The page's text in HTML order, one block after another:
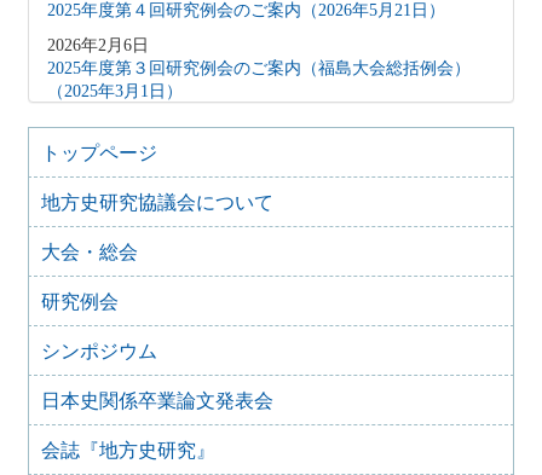
2025年度第４回研究例会のご案内（2026年5月21日）
2026年2月6日
2025年度第３回研究例会のご案内（福島大会総括例会）
（2025年3月1日）
2025年12月5日
2025年度第２回研究例会のご案内（伊予史談会との合同例
会）（2026年１月11日）
2025年10月7日
2025年度第１回研究例会のご案内（加能地域史研究会との
合同例会）（2025年11月8日）
2025年9月3日
2024年度第8回研究例会のご案内（2025年9月27日）
2025年6月5日
20日）
2025年6月5日
2024年度第6回研究例会（2025年7月12日）
トップページ
地方史研究協議会について
大会・総会
研究例会
シンポジウム
日本史関係卒業論文発表会
会誌『地方史研究』